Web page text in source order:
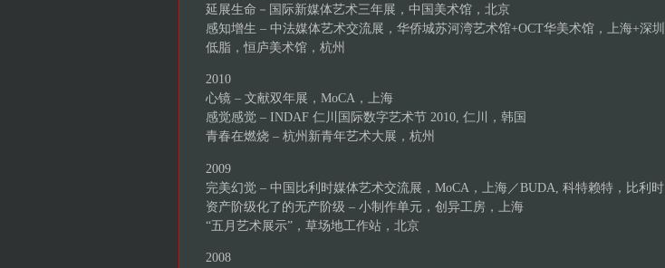
延展生命－国际新媒体艺术三年展，中国美术馆，北京
感知增生 – 中法媒体艺术交流展，华侨城苏河湾艺术馆+OCT华美术馆，上海+深圳
低脂，恒庐美术馆，杭州
2010
心镜 – 文献双年展，MoCA，上海
感觉感觉 – INDAF 仁川国际数字艺术节 2010, 仁川，韩国
青春在燃烧 – 杭州新青年艺术大展，杭州
2009
完美幻觉 – 中国比利时媒体艺术交流展，MoCA，上海／BUDA, 科特赖特，比利时
资产阶级化了的无产阶级 – 小制作单元，创异工房，上海
“五月艺术展示”，草场地工作站，北京
2008